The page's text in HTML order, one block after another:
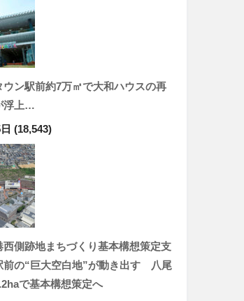
ウン駅前約7万㎡で大和ハウスの再
浮上…
(18,543)
西側跡地まちづくり基本構想策定支
前の“巨大空白地”が動き出す 八尾
で基本構想策定へ